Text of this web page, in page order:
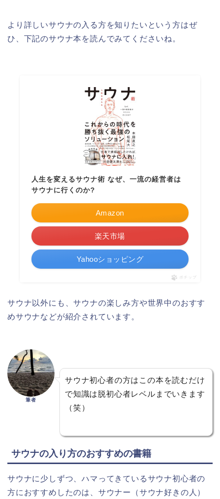
より詳しいサウナの入る方を知りたいという方はぜ
ひ、下記のサウナ本を読んでみてくださいね。
人生を変えるサウナ術 なぜ、一流の経営者は
サウナに行くのか?
Amazon
楽天市場
Yahooショッピング
ポチップ
サウナ以外にも、サウナの楽しみ方や世界中のおすす
めサウナなどが紹介されています。
筆者
サウナ初心者の方はこの本を読むだけ
で知識は脱初心者レベルまでいきます
（笑）
サウナの入り方のおすすめの書籍
サウナに少しずつ、ハマってきているサウナ初心者の
方におすすめしたのは、サウナー（サウナ好きの人）